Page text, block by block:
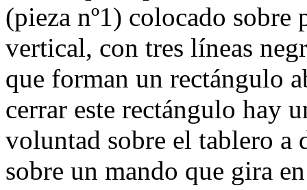
(pieza nº1) colocado sobre
vertical, con tres líneas
que forman un rectángulo
cerrar este rectángulo hay
voluntad sobre el tablero a
sobre un mando que gira